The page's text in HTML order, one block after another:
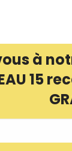
à
15